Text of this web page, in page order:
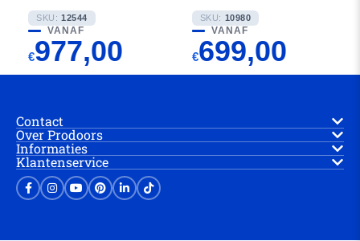
SKU: 12544
VANAF
€977,00
SKU: 10980
VANAF
€699,00
Contact
Over Prodoors
Informaties
Klantenservice